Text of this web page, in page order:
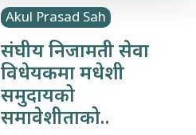
Akul Prasad Sah
संघीय निजामती सेवा
विधेयकमा मधेशी
समुदायको
समावेशीताको..